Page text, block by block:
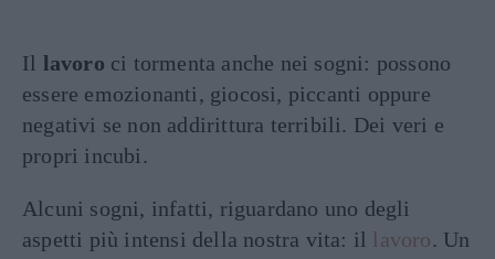
Il lavoro ci tormenta anche nei sogni: possono
essere emozionanti, giocosi, piccanti oppure
negativi se non addirittura terribili. Dei veri e
propri incubi.
Alcuni sogni, infatti, riguardano uno degli
aspetti più intensi della nostra vita: il lavoro. Un